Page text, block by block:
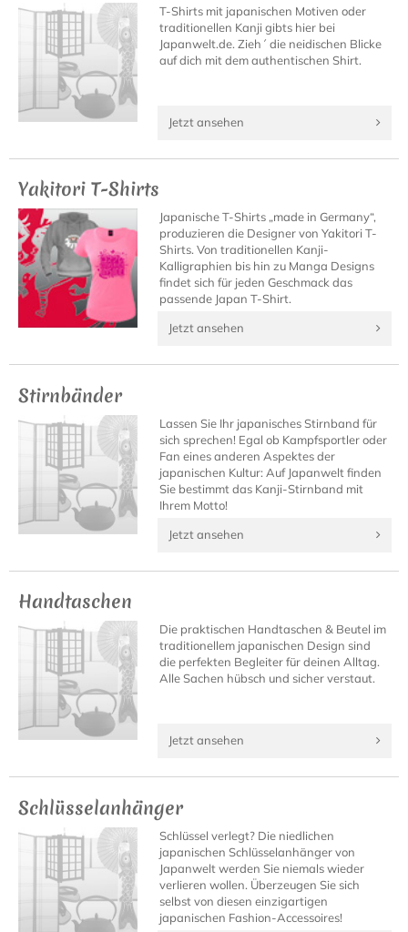
T-Shirts mit japanischen Motiven oder
traditionellen Kanji gibts hier bei
Japanwelt.de. Zieh´ die neidischen Blicke
auf dich mit dem authentischen Shirt.
Jetzt ansehen
Yakitori T-Shirts
Japanische T-Shirts „made in Germany“,
produzieren die Designer von Yakitori T-
Shirts. Von traditionellen Kanji-
Kalligraphien bis hin zu Manga Designs
findet sich für jeden Geschmack das
passende Japan T-Shirt.
Jetzt ansehen
Stirnbänder
Lassen Sie Ihr japanisches Stirnband für
sich sprechen! Egal ob Kampfsportler oder
Fan eines anderen Aspektes der
japanischen Kultur: Auf Japanwelt finden
Sie bestimmt das Kanji-Stirnband mit
Ihrem Motto!
Jetzt ansehen
Handtaschen
Die praktischen Handtaschen & Beutel im
traditionellem japanischen Design sind
die perfekten Begleiter für deinen Alltag.
Alle Sachen hübsch und sicher verstaut.
Jetzt ansehen
Schlüsselanhänger
Schlüssel verlegt? Die niedlichen
japanischen Schlüsselanhänger von
Japanwelt werden Sie niemals wieder
verlieren wollen. Überzeugen Sie sich
selbst von diesen einzigartigen
japanischen Fashion-Accessoires!